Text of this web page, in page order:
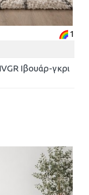
1
Ιβουάρ-γκρι